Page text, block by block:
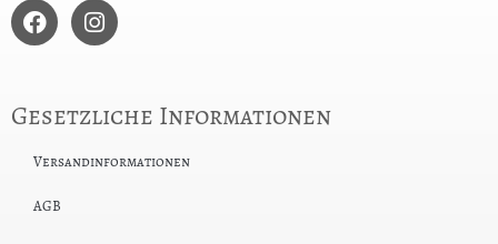
Gesetzliche Informationen
Versandinformationen
AGB